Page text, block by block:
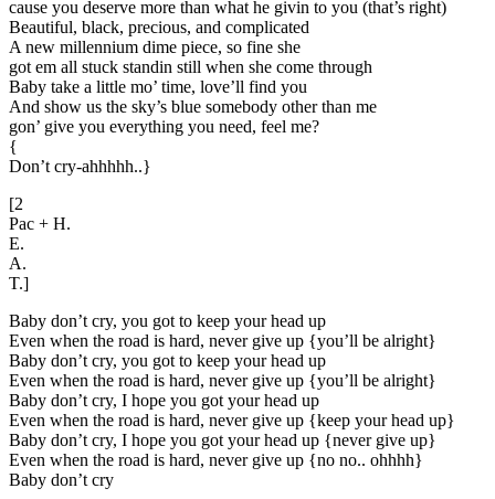
cause you deserve more than what he givin to you (that’s right)
Beautiful, black, precious, and complicated
A new millennium dime piece, so fine she
got em all stuck standin still when she come through
Baby take a little mo’ time, love’ll find you
And show us the sky’s blue somebody other than me
gon’ give you everything you need, feel me?
{
Don’t cry-ahhhhh..}
[2
Pac + H.
E.
A.
T.]
Baby don’t cry, you got to keep your head up
Even when the road is hard, never give up {you’ll be alright}
Baby don’t cry, you got to keep your head up
Even when the road is hard, never give up {you’ll be alright}
Baby don’t cry, I hope you got your head up
Even when the road is hard, never give up {keep your head up}
Baby don’t cry, I hope you got your head up {never give up}
Even when the road is hard, never give up {no no.. ohhhh}
Baby don’t cry